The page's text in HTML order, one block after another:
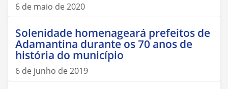
6 de maio de 2020
Solenidade homenageará prefeitos de
Adamantina durante os 70 anos de
história do município
6 de junho de 2019